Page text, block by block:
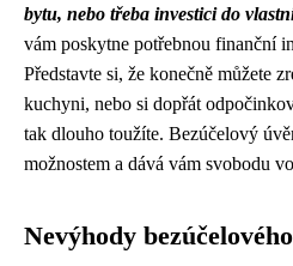
bytu, nebo třeba investici do
vám poskytne potřebnou finanční
Představte si, že konečně můžete
kuchyni, nebo si dopřát
tak dlouho toužíte. Bezúčelový
možnostem a dává vám svobodu
Nevýhody